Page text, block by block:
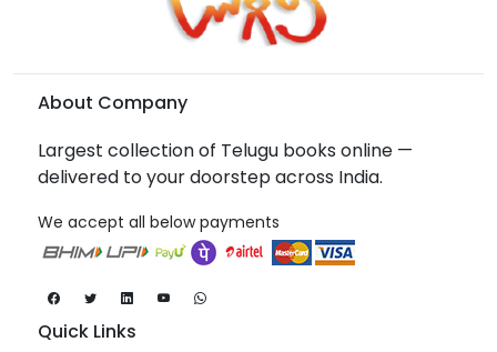
About Company
Largest collection of Telugu books online —
delivered to your doorstep across India.
We accept all below payments
Quick Links